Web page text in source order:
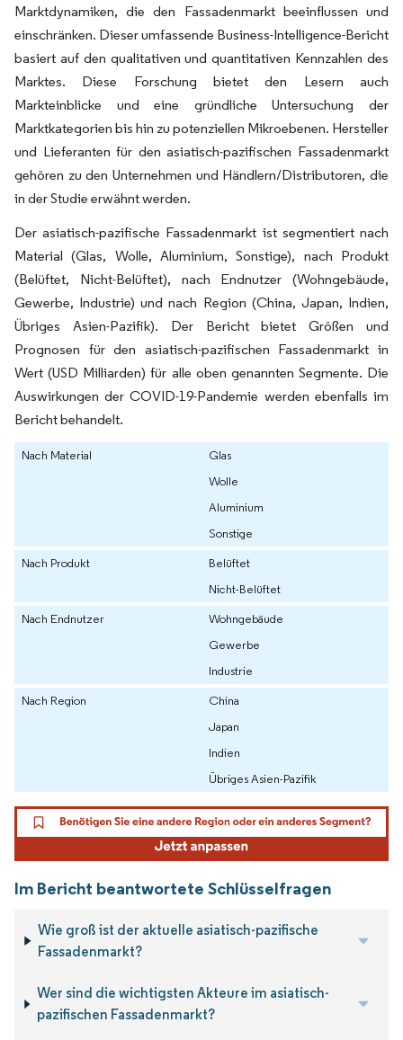
Marktdynamiken, die den Fassadenmarkt beeinflussen und
einschränken. Dieser umfassende Business-Intelligence-Bericht
basiert auf den qualitativen und quantitativen Kennzahlen des
Marktes. Diese Forschung bietet den Lesern auch
Markteinblicke und eine gründliche Untersuchung der
Marktkategorien bis hin zu potenziellen Mikroebenen. Hersteller
und Lieferanten für den asiatisch-pazifischen Fassadenmarkt
gehören zu den Unternehmen und Händlern/Distributoren, die
in der Studie erwähnt werden.
Der asiatisch-pazifische Fassadenmarkt ist segmentiert nach
Material (Glas, Wolle, Aluminium, Sonstige), nach Produkt
(Belüftet, Nicht-Belüftet), nach Endnutzer (Wohngebäude,
Gewerbe, Industrie) und nach Region (China, Japan, Indien,
Übriges Asien-Pazifik). Der Bericht bietet Größen und
Prognosen für den asiatisch-pazifischen Fassadenmarkt in
Wert (USD Milliarden) für alle oben genannten Segmente. Die
Auswirkungen der COVID-19-Pandemie werden ebenfalls im
Bericht behandelt.
Nach Material
Glas
Wolle
Aluminium
Sonstige
Nach Produkt
Belüftet
Nicht-Belüftet
Nach Endnutzer
Wohngebäude
Gewerbe
Industrie
Nach Region
China
Japan
Indien
Übriges Asien-Pazifik
Im Bericht beantwortete Schlüsselfragen
Wie groß ist der aktuelle asiatisch-pazifische
Fassadenmarkt?
Wer sind die wichtigsten Akteure im asiatisch-
pazifischen Fassadenmarkt?